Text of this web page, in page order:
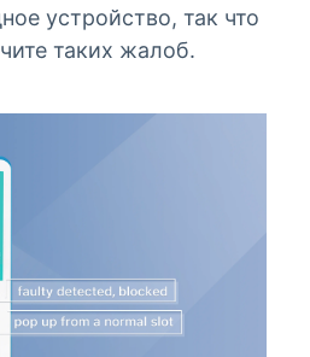
устройство, так что
таких жалоб.